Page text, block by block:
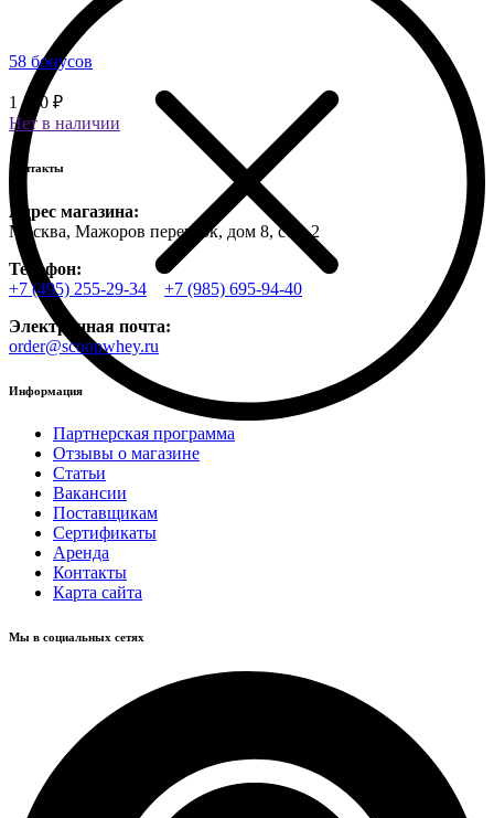
58 бонусов
1 450 ₽
Нет в наличии
Контакты
Адрес магазина:
Москва, Мажоров переулок, дом 8, стр. 2
Телефон:
+7 (495) 255-29-34
+7 (985) 695-94-40
Электронная почта:
order@scoopwhey.ru
Информация
Партнерская программа
Отзывы о магазине
Статьи
Вакансии
Поставщикам
Сертификаты
Аренда
Контакты
Карта сайта
Мы в социальных сетях